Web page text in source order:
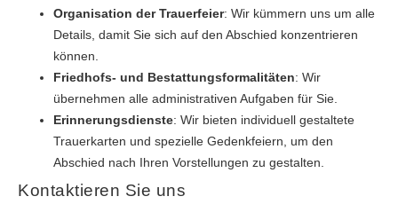
Organisation der Trauerfeier: Wir kümmern uns um alle
Details, damit Sie sich auf den Abschied konzentrieren
können.
Friedhofs- und Bestattungsformalitäten: Wir
übernehmen alle administrativen Aufgaben für Sie.
Erinnerungsdienste: Wir bieten individuell gestaltete
Trauerkarten und spezielle Gedenkfeiern, um den
Abschied nach Ihren Vorstellungen zu gestalten.
Kontaktieren Sie uns